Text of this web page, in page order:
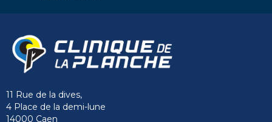
11 Rue de la dives,
4 Place de la demi-lune
14000 Caen